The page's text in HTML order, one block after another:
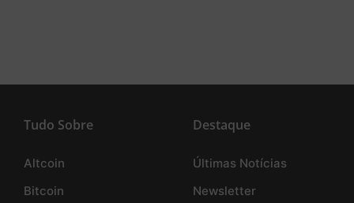
Tudo Sobre
Altcoin
Bitcoin
Destaque
Últimas Notícias
Newsletter